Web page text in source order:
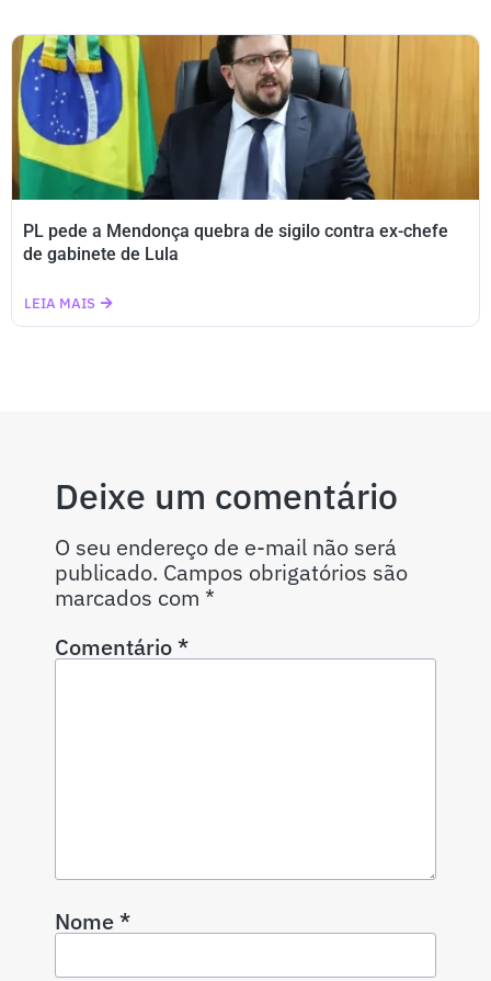
PL pede a Mendonça quebra de sigilo contra ex-chefe
de gabinete de Lula
LEIA MAIS
Deixe um comentário
O seu endereço de e-mail não será
publicado. Campos obrigatórios são
marcados com *
Comentário*
Nome*